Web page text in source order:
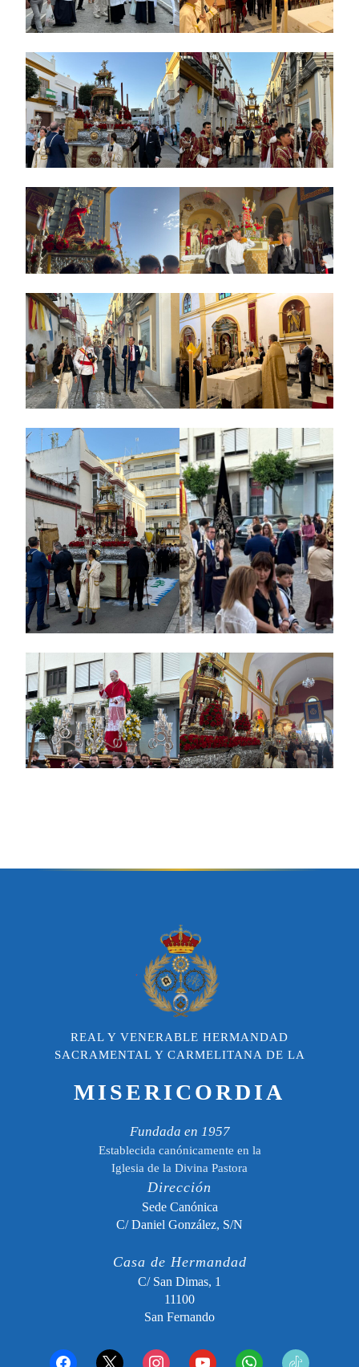
REAL Y VENERABLE HERMANDAD
SACRAMENTAL Y CARMELITANA DE LA
MISERICORDIA
Fundada en 1957
Establecida canónicamente en la
Iglesia de la Divina Pastora
Dirección
Sede Canónica
C/ Daniel González, S/N
Casa de Hermandad
C/ San Dimas, 1
11100
San Fernando
facebook x instagramyoutube whatsapp tiktok2